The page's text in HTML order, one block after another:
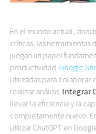
En el mundo actual,
críticas, las herramientas
juegan un papel
productividad. Google
utilizadas para colaborar
realizar análisis. Integrar
llevar la eficiencia y la
completamente nuevo.
utilizar ChatGPT en